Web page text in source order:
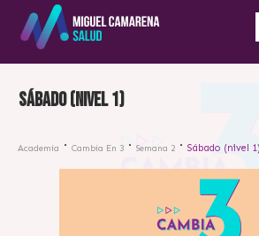
Sábado (nivel 1)
Academia Cambia En 3 Semana 2 Sábado (nivel 1)